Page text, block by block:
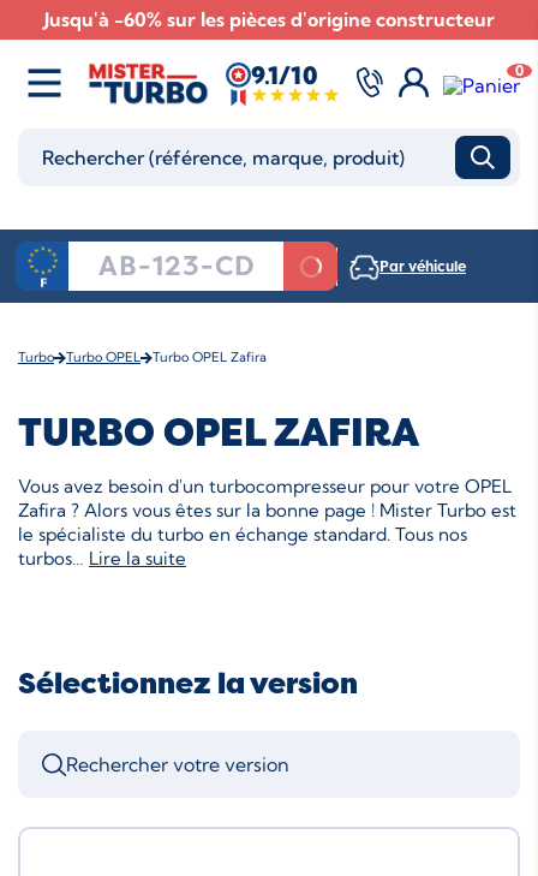
Jusqu'à -60% sur les pièces d'origine constructeur
9.1/10 0
Par véhicule
Turbo Turbo OPEL Turbo OPEL Zafira
TURBO OPEL ZAFIRA
Vous avez besoin d'un turbocompresseur pour votre OPEL
Zafira ? Alors vous êtes sur la bonne page ! Mister Turbo est
le spécialiste du turbo en échange standard. Tous nos
turbos… Lire la suite
Sélectionnez la version